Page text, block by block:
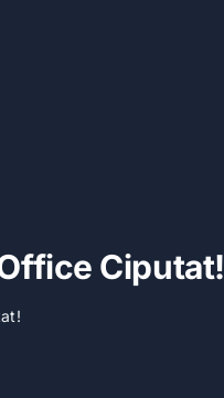
Ciputat!